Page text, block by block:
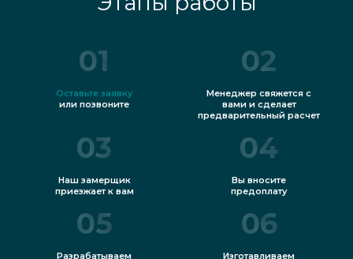
01
Оставьте заявку
или позвоните
02
Менеджер свяжется с
вами и сделает
предварительный расчет
03
Наш замерщик
приезжает к вам
04
Вы вносите
предоплату
05
Разрабатываем
06
Изготавливаем